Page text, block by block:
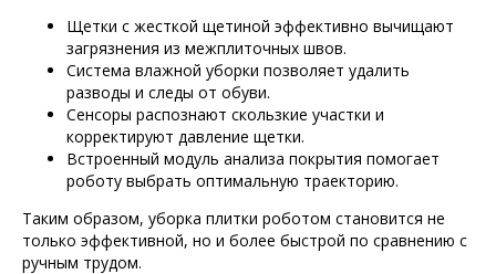
Щетки с жесткой щетиной эффективно вычищают
загрязнения из межплиточных швов.
Система влажной уборки позволяет удалить
разводы и следы от обуви.
Сенсоры распознают скользкие участки и
корректируют давление щетки.
Встроенный модуль анализа покрытия помогает
роботу выбрать оптимальную траекторию.
Таким образом, уборка плитки роботом становится не
только эффективной, но и более быстрой по сравнению с
ручным трудом.